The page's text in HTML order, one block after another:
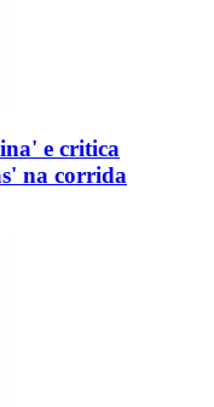
e critica
na corrida